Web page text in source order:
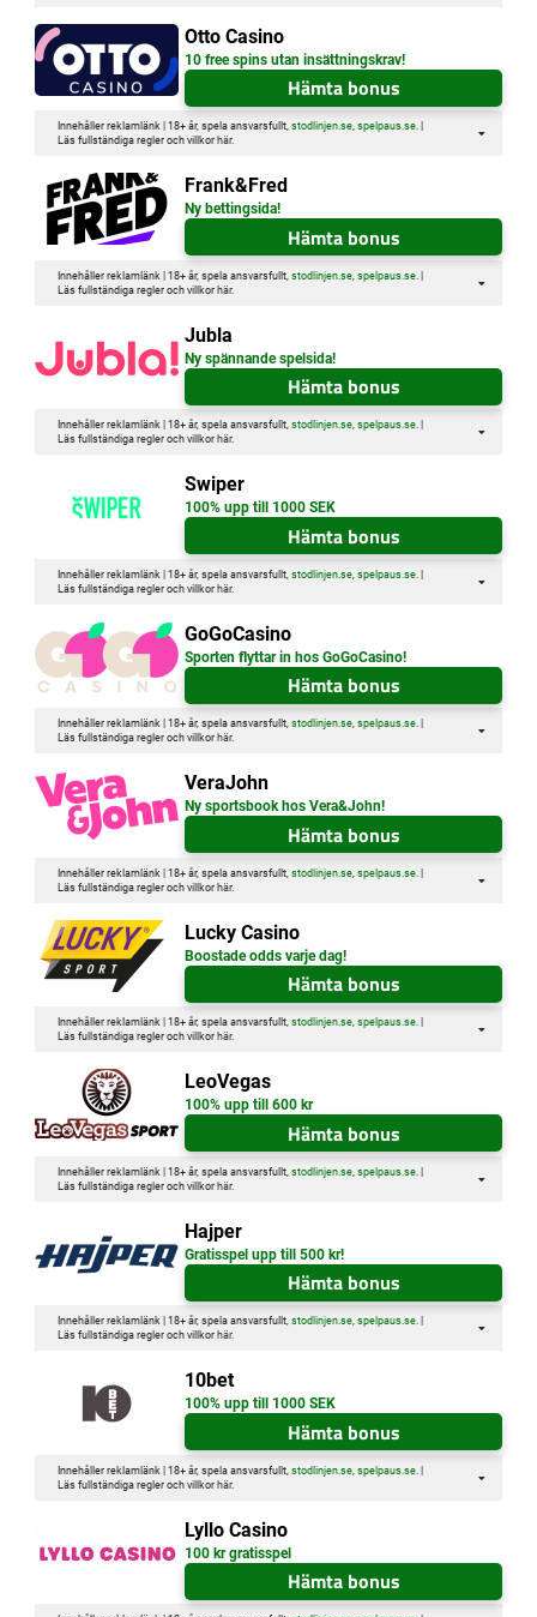
Otto Casino
10 free spins utan insättningskrav!
Hämta bonus
Innehåller reklamlänk | 18+ år, spela ansvarsfullt, stodlinjen.se, spelpaus.se. |
Läs fullständiga regler och villkor här.
Frank&Fred
Ny bettingsida!
Hämta bonus
Innehåller reklamlänk | 18+ år, spela ansvarsfullt, stodlinjen.se, spelpaus.se. |
Läs fullständiga regler och villkor här.
Jubla
Ny spännande spelsida!
Hämta bonus
Innehåller reklamlänk | 18+ år, spela ansvarsfullt, stodlinjen.se, spelpaus.se. |
Läs fullständiga regler och villkor här.
Swiper
100% upp till 1000 SEK
Hämta bonus
Innehåller reklamlänk | 18+ år, spela ansvarsfullt, stodlinjen.se, spelpaus.se. |
Läs fullständiga regler och villkor här.
GoGoCasino
Sporten flyttar in hos GoGoCasino!
Hämta bonus
Innehåller reklamlänk | 18+ år, spela ansvarsfullt, stodlinjen.se, spelpaus.se. |
Läs fullständiga regler och villkor här.
VeraJohn
Ny sportsbook hos Vera&John!
Hämta bonus
Innehåller reklamlänk | 18+ år, spela ansvarsfullt, stodlinjen.se, spelpaus.se. |
Läs fullständiga regler och villkor här.
Lucky Casino
Boostade odds varje dag!
Hämta bonus
Innehåller reklamlänk | 18+ år, spela ansvarsfullt, stodlinjen.se, spelpaus.se. |
Läs fullständiga regler och villkor här.
LeoVegas
100% upp till 600 kr
Hämta bonus
Innehåller reklamlänk | 18+ år, spela ansvarsfullt, stodlinjen.se, spelpaus.se. |
Läs fullständiga regler och villkor här.
Hajper
Gratisspel upp till 500 kr!
Hämta bonus
Innehåller reklamlänk | 18+ år, spela ansvarsfullt, stodlinjen.se, spelpaus.se. |
Läs fullständiga regler och villkor här.
10bet
100% upp till 1000 SEK
Hämta bonus
Innehåller reklamlänk | 18+ år, spela ansvarsfullt, stodlinjen.se, spelpaus.se. |
Läs fullständiga regler och villkor här.
Lyllo Casino
100 kr gratisspel
Hämta bonus